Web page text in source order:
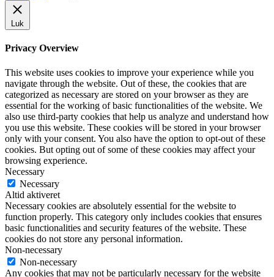
Luk
Privacy Overview
This website uses cookies to improve your experience while you
navigate through the website. Out of these, the cookies that are
categorized as necessary are stored on your browser as they are
essential for the working of basic functionalities of the website. We
also use third-party cookies that help us analyze and understand how
you use this website. These cookies will be stored in your browser
only with your consent. You also have the option to opt-out of these
cookies. But opting out of some of these cookies may affect your
browsing experience.
Necessary
Necessary
Altid aktiveret
Necessary cookies are absolutely essential for the website to
function properly. This category only includes cookies that ensures
basic functionalities and security features of the website. These
cookies do not store any personal information.
Non-necessary
Non-necessary
Any cookies that may not be particularly necessary for the website